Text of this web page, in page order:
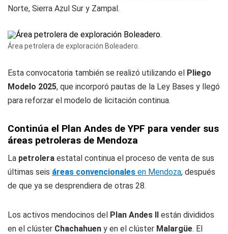
Norte, Sierra Azul Sur y Zampal.
Área petrolera de exploración Boleadero.
Esta convocatoria también se realizó utilizando el Pliego
Modelo 2025, que incorporó pautas de la Ley Bases y llegó
para reforzar el modelo de licitación continua.
Continúa el Plan Andes de YPF para vender sus
áreas petroleras de Mendoza
La petrolera estatal continua el proceso de venta de sus
últimas seis áreas convencionales en Mendoza, después
de que ya se desprendiera de otras 28.
Los activos mendocinos del Plan Andes II están divididos
en el clúster Chachahuen y en el clúster Malargüe. El